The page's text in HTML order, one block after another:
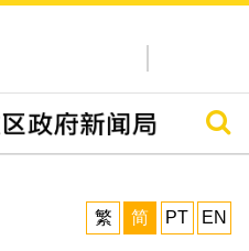
搜寻
繁
简 PT EN